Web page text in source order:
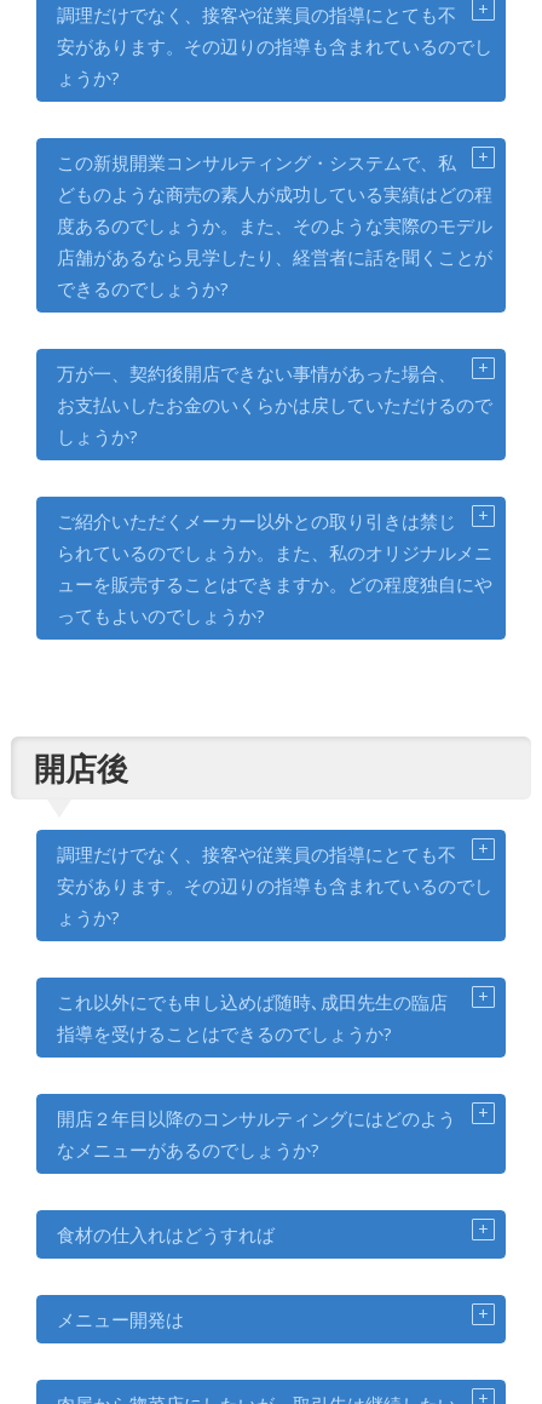
調理だけでなく、接客や従業員の指導にとても不
安があります。その辺りの指導も含まれているのでし
ょうか?
この新規開業コンサルティング・システムで、私
どものような商売の素人が成功している実績はどの程
度あるのでしょうか。また、そのような実際のモデル
店舗があるなら見学したり、経営者に話を聞くことが
できるのでしょうか?
万が一、契約後開店できない事情があった場合、
お支払いしたお金のいくらかは戻していただけるので
しょうか?
ご紹介いただくメーカー以外との取り引きは禁じ
られているのでしょうか。また、私のオリジナルメニ
ューを販売することはできますか。どの程度独自にや
ってもよいのでしょうか?
開店後
調理だけでなく、接客や従業員の指導にとても不
安があります。その辺りの指導も含まれているのでし
ょうか?
これ以外にでも申し込めば随時､成田先生の臨店
指導を受けることはできるのでしょうか?
開店２年目以降のコンサルティングにはどのよう
なメニューがあるのでしょうか?
食材の仕入れはどうすれば
メニュー開発は